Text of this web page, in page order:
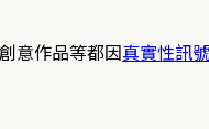
意作品等都因 真實性訊號